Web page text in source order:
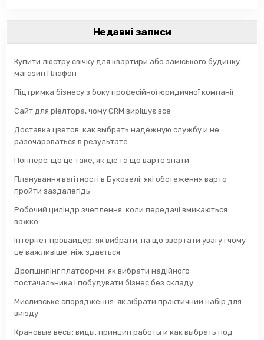
Недавні записи
Купити люстру свічку для квартири або заміського будинку:
магазин Плафон
Підтримка бізнесу з боку професійної юридичної компанії
Сайт для ріелтора, чому CRM вирішує все
Доставка цветов: как выбрать надёжную службу и не
разочароваться в результате
Попперс: що це таке, як діє та що варто знати
Планування вагітності в Буковелі: які обстеження варто
пройти заздалегідь
Робочий циліндр зчеплення: коли передачі вмикаються
важко
Інтернет провайдер: як вибрати, на що звертати увагу і чому
це важливіше, ніж здається
Дропшипінг платформи: як вибрати надійного
постачальника і побудувати бізнес без складу
Мисливське спорядження: як зібрати практичний набір для
виїзду
Крановые весы: виды, принцип работы и как выбрать под